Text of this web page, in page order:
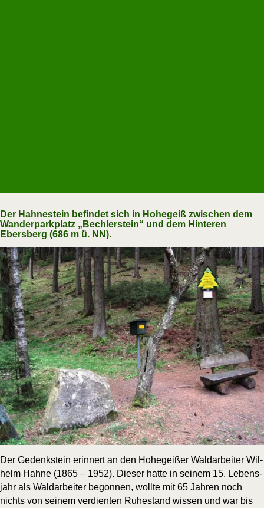
Der Hahnestein befindet sich in Hohegeiß zwischen dem
Wanderparkplatz „Bechlerstein“ und dem Hinteren
Ebersberg (686 m ü. NN).
Der Gedenk­stein erin­nert an den Hohe­gei­ßer Wald­ar­bei­ter Wil­
helm Hah­ne (1865 – 1952). Die­ser hat­te in sei­nem 15. Lebens­
jahr als Wald­ar­bei­ter begon­nen, woll­te mit 65 Jah­ren noch
nichts von sei­nem ver­dien­ten Ruhe­stand wis­sen und war bis